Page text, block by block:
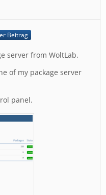
Beitrag
server from WoltLab.
of my package server
panel.